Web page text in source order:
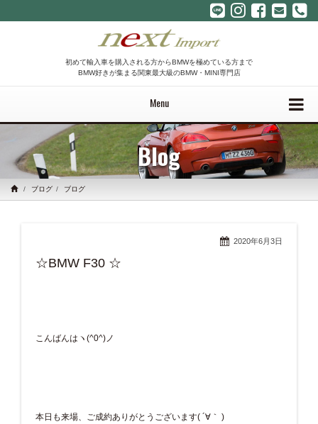
初めて輸入車を購入される方からBMWを極めている方まで
BMW好きが集まる関東最大級のBMW・MINI専門店
Menu
Blog
ブログ ブログ
2020年6月3日
☆BMW F30 ☆
こんばんはヽ(^0^)ノ
本日も来場、ご成約ありがとうございます( ´∀｀ )